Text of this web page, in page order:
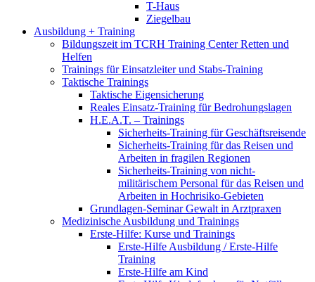
T-Haus
Ziegelbau
Ausbildung + Training
Bildungszeit im TCRH Training Center Retten und
Helfen
Trainings für Einsatzleiter und Stabs-Training
Taktische Trainings
Taktische Eigensicherung
Reales Einsatz-Training für Bedrohungslagen
H.E.A.T. – Trainings
Sicherheits-Training für Geschäftsreisende
Sicherheits-Training für das Reisen und
Arbeiten in fragilen Regionen
Sicherheits-Training von nicht-
militärischem Personal für das Reisen und
Arbeiten in Hochrisiko-Gebieten
Grundlagen-Seminar Gewalt in Arztpraxen
Medizinische Ausbildung und Trainings
Erste-Hilfe: Kurse und Trainings
Erste-Hilfe Ausbildung / Erste-Hilfe
Training
Erste-Hilfe am Kind